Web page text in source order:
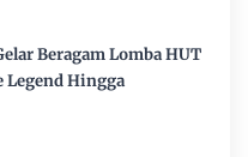
Beragam Lomba HUT
Hingga